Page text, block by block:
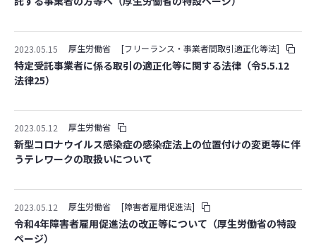
2023.05.15 厚生労働省 [フリーランス・事業者間取引適正化等法]
特定受託事業者に係る取引の適正化等に関する法律（令5.5.12
法律25）
2023.05.12 厚生労働省
新型コロナウイルス感染症の感染症法上の位置付けの変更等に伴
うテレワークの取扱いについて
2023.05.12 厚生労働省 [障害者雇用促進法]
令和4年障害者雇用促進法の改正等について（厚生労働省の特設
ページ）